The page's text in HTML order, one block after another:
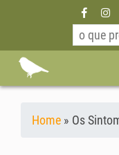
Home » Os